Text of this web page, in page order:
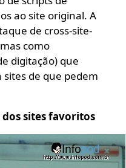
ao site original. A
de cross-site-
como
digitação) que
de que pedem
sites favoritos